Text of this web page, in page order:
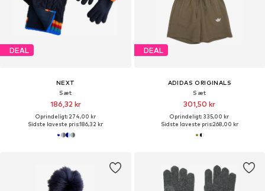
DEAL
NEXT
Sæt
186,32 kr
Oprindeligt: 274,00 kr
Sidste laveste pris:186,32 kr
DEAL
ADIDAS ORIGINALS
Sæt
301,50 kr
Oprindeligt: 335,00 kr
Sidste laveste pris:268,00 kr